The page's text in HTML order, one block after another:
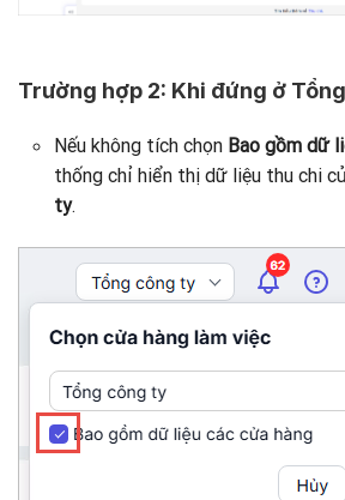
Trường hợp 2: Khi đứng ở
Nếu không tích chọn Bao gồm dữ
thống chỉ hiển thị dữ liệu thu chi
ty.